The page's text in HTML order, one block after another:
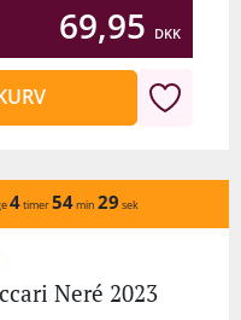
69,95 DKK
4timer54min 29 sek
Neré 2023